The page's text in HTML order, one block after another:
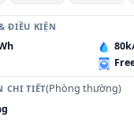
ĐIỀU KIỆN
CHI TIẾT(Phòng thường)